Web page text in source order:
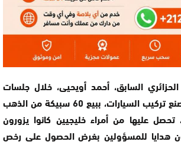
السابق، أحمد أويحيى، خلال جلسات
محاكمته في ملف مصنع تركيب السيارات، ببيع 60 سبيكة من الذهب
عليها من أمراء خليجيين كانوا يزورون
هدايا للمسؤولين بغرض الحصول على رخص